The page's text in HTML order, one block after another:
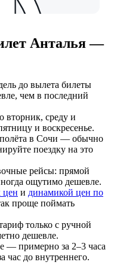
Анталья —
до вылета билеты
чем в последний
вторник, среду и
и воскресенье.
в Сочи — обычно
поездку на это
рейсы: прямой
ощутимо дешевле.
цен и динамикой цен по
проще поймать
только с ручной
дешевле.
— примерно за 2–3 часа
час до внутреннего.